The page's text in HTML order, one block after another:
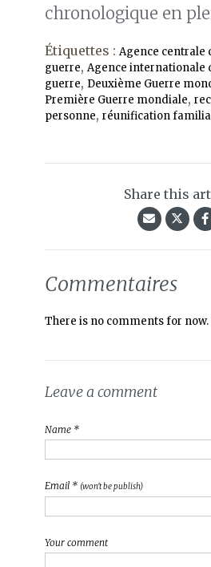
chronologique en
Étiquettes : Agence centrale
guerre, Agence internationale
guerre, Deuxième Guerre
Première Guerre mondiale,
personne, réunification
Share this
Commentaires
There is no comments for now.
Leave a comment
Name *
Email * (won't be publish)
Your comment